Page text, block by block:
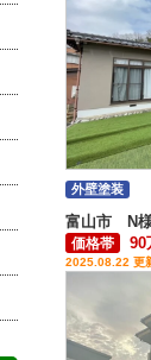
富山市 N
価格帯 90
2025.08.22 更
外壁塗装